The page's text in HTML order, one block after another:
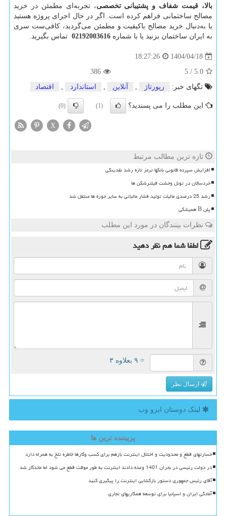
بالا، قیمت شفاف و پشتیبانی تخصصی، تجربه‌ای مطمئن در خرید
مصالح ساختمانی فراهم کرده است. اگر در حال اجرای پروژه هستید
یا به‌دنبال خرید مصالح باکیفیت و مطمئن می‌گردید، کافی‌ست سری
به ایران ساختمان بزنید یا با شماره 02192003616 تماس بگیرید.
1404/04/18
18:27:26
5.0
/
5
386
تگهای خبر:
رپورتاژ , آنلاین , استاندارد , اقتصاد
این مطلب را می پسندید؟ (1)
(0)
X
تازه ترین مطالب مرتبط
افزایش سپرده قانونی بانکها ترمز تازه رشد نقدینگی
خردسالان در تونل وحشت فیلترشکن ها
رشد 25 درصدی مالیات تولید فشار مالیاتی به سایر حوزه ها منتقل شد
پلن B همیشگی
نظرات بینندگان در مورد این مطلب
لطفا شما همنظر دهید
= ۹ بعلاوه ۳
ارسال نظر
لینک دوستان ایزو وب
پربیننده ترین ها
خسارتهای قطع و محدودیت و اختلال اینترنت بازهم برای کسب وکارها خاطره تلخ به همراه دارد
در دولت رئیسی در بحران 1401 وعده دادند اینترنت به طور موقت قطع می شود اما ماندگار شد
آقای رئیس جمهوری دستور بازگشایی اینترنت را پیگیری کنید
آمادگی ایران و اسپانیا برای توسعه همکاریهای تجاری